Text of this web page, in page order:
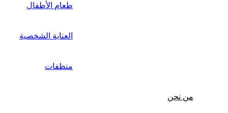
طعام الأطفال
العناية الشخصية
منظفات
من نحن